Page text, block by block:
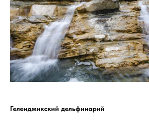
Геленджикский дельфинарий